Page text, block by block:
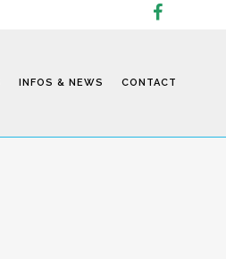
INFOS & NEWS CONTACT